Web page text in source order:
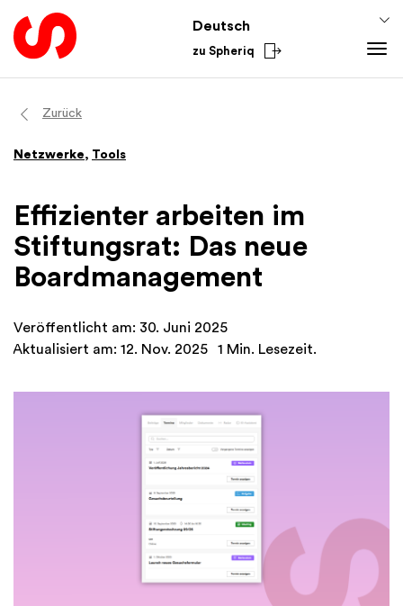
Deutsch
zu Spheriq
Verzeichnis
Recherche
Spenden-Tools
Netzwerke
Zurück
Netzwerke, Tools
Effizienter arbeiten im
Stiftungsrat: Das neue
Boardmanagement
Veröffentlicht am: 30. Juni 2025
Aktualisiert am: 12. Nov. 2025
1 Min. Lesezeit.